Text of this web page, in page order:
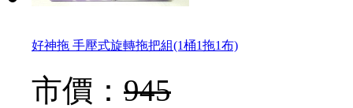
好神拖 手壓式旋轉拖把組(1桶1拖1布)
市價： 945